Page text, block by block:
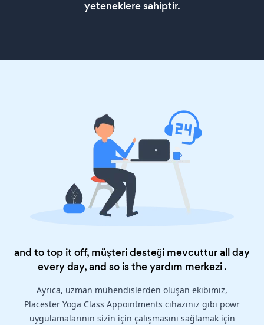
yeteneklere sahiptir.
and to top it off, müşteri desteği mevcuttur all day
every day, and so is theyardım merkezi.
Ayrıca, uzman mühendislerden oluşan ekibimiz,
Placester Yoga Class Appointments cihazınız gibi powr
uygulamalarının sizin için çalışmasını sağlamak için